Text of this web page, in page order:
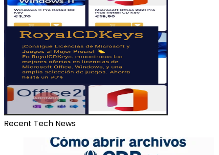
Recent Tech News